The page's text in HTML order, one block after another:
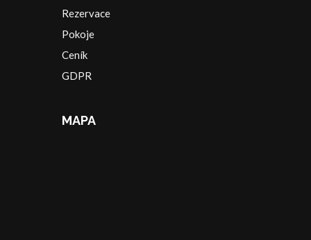
Rezervace
Pokoje
Ceník
GDPR
MAPA